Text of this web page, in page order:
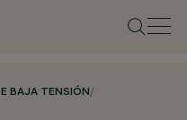
BAJA TENSIÓN/